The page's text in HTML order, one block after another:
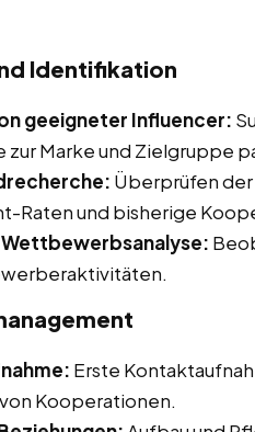
Identifikation
geeigneter Influencer:
zur Marke und Zielgruppe
Überprüfen
Raten und bisherige
Erste
Kooperationen.